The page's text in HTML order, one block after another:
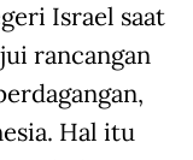
Israel saat
rancangan
Hal itu